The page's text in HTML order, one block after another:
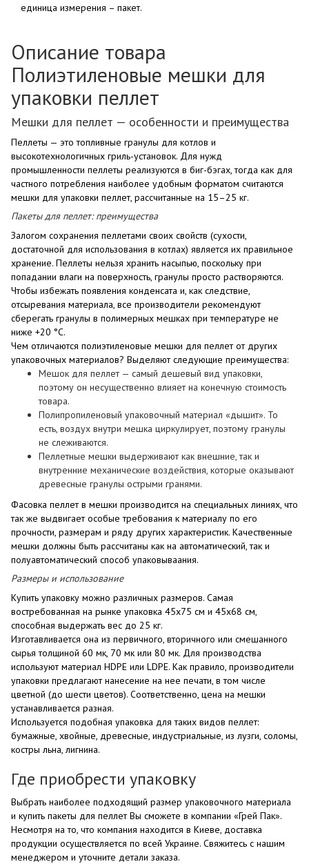
единица измерения – пакет.
Описание товара
Полиэтиленовые мешки для
упаковки пеллет
Мешки для пеллет — особенности и преимущества
Пеллеты — это топливные гранулы для котлов и
высокотехнологичных гриль-установок. Для нужд
промышленности пеллеты реализуются в биг-бэгах, тогда как для
частного потребления наиболее удобным форматом считаются
мешки для упаковки пеллет, рассчитанные на 15–25 кг.
Пакеты для пеллет: преимущества
Залогом сохранения пеллетами своих свойств (сухости,
достаточной для использования в котлах) является их правильное
хранение. Пеллеты нельзя хранить насыпью, поскольку при
попадании влаги на поверхность, гранулы просто растворяются.
Чтобы избежать появления конденсата и, как следствие,
отсыревания материала, все производители рекомендуют
сберегать гранулы в полимерных мешках при температуре не
ниже +20 °С.
Чем отличаются полиэтиленовые мешки для пеллетот других
упаковочных материалов? Выделяют следующие преимущества:
Мешок для пеллет— самый дешевый вид упаковки,
поэтому он несущественно влияет на конечную стоимость
товара.
Полипропиленовый упаковочный материал «дышит». То
есть, воздух внутри мешка циркулирует, поэтому гранулы
не слеживаются.
Пеллетные мешки выдерживают как внешние, так и
внутренние механические воздействия, которые оказывают
древесные гранулы острыми гранями.
Фасовка пеллет в мешки производится на специальных линиях, что
так же выдвигает особые требования к материалу по его
прочности, размерам и ряду других характеристик. Качественные
мешки должны быть рассчитаны как на автоматический, так и
полуавтоматический способ упаковываания.
Размеры и использование
Купить упаковку можно различных размеров. Самая
востребованная на рынке упаковка 45х75 см и 45х68 см,
способная выдержать вес до 25 кг.
Изготавливается она из первичного, вторичного или смешанного
сырья толщиной 60 мк, 70 мк или 80 мк. Для производства
используют материал HDPE или LDPE. Как правило, производители
упаковки предлагают нанесение на нее печати, в том числе
цветной (до шести цветов). Соответственно, цена на мешки
устанавливается разная.
Используется подобная упаковка для таких видов пеллет:
бумажные, хвойные, древесные, индустриальные, из лузги, сoломы,
костры льна, лигнина.
Где приобрести упаковку
Выбрать наиболее подходящий размер упаковочного материала
и купить пакеты для пеллетВы сможете в компании «Грей Пак».
Несмотря на то, что компания находится в Киеве, доставка
продукции осуществляется по всей Украине. Свяжитесь с нашим
менеджером и уточните детали заказа.